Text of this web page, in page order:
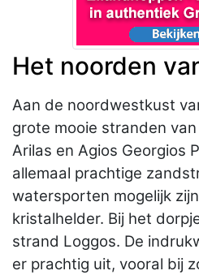
Het noorden
Aan de noordwestkust
grote mooie stranden van
Arilas en Agios Georgios
allemaal prachtige
watersporten mogelijk
kristalhelder. Bij het
strand Loggos. De
er prachtig uit, vooral bij